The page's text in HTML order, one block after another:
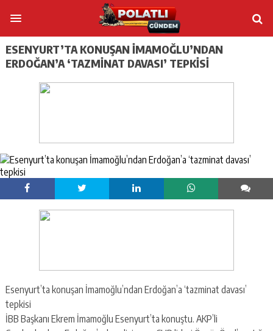
ESENYURT’TA KONUŞAN İMAMOĞLU’NDAN
ERDOĞAN’A ‘TAZMINAT DAVASI’ TEPKISI
Esenyurt’ta konuşan İmamoğlu’ndan Erdoğan’a ‘tazminat davası’
tepkisi
İBB Başkanı Ekrem İmamoğlu Esenyurt’ta konuştu. AKP’li